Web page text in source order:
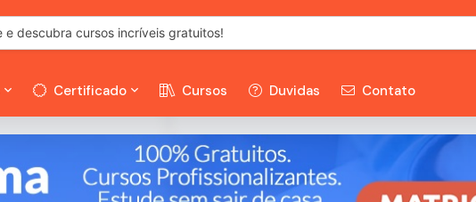
Certificado Cursos Duvidas Contato